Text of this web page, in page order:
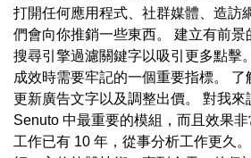
打開任何應用程式、社群媒體、造
們會向你推銷一些東西。 建立有前景
搜尋引擎過濾關鍵字以吸引更多點擊
成效時需要牢記的一個重要指標。 了
更新廣告文字以及調整出價。 對我來
Senuto 中最重要的模組，而且效果
工作已有 10 年，從事分析工作更久